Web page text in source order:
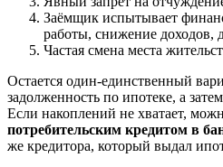
Заёмщик испытывает
работы, снижение доходов,
Частая смена места
Остается один-единственный
задолженность по ипотеке, а
Если накоплений не хватает,
потребительским кредитом в
же кредитора, который выдал